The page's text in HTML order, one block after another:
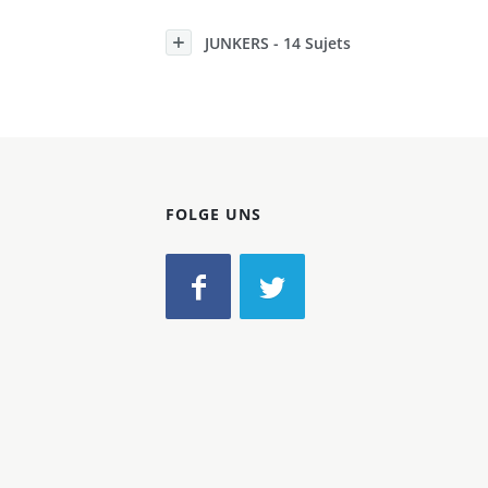
JUNKERS - 14 Sujets
FOLGE UNS